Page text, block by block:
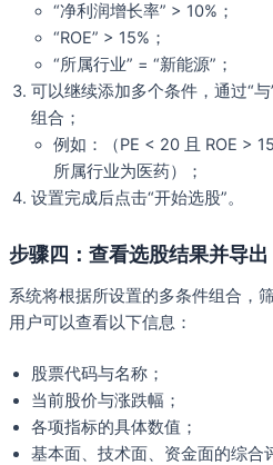
“净利润增长率” > 10%；
“ROE” > 15%；
“所属行业” = “新能源”；
可以继续添加多个条件，通过“
组合；
例如：（PE < 20 且 ROE >
所属行业为医药）；
设置完成后点击“开始选股”。
步骤四：查看选股结果并导出
系统将根据所设置的多条件组合，
用户可以查看以下信息：
股票代码与名称；
当前股价与涨跌幅；
各项指标的具体数值；
基本面、技术面、资金面的综合